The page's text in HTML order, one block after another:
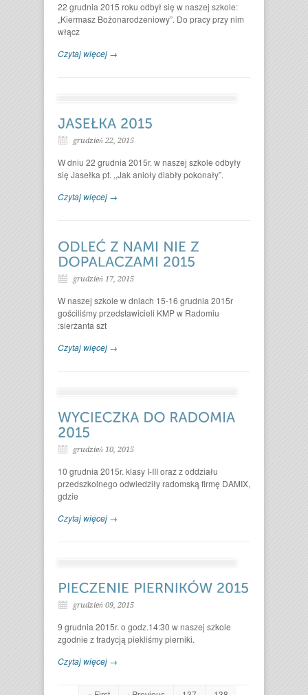
22 grudnia 2015 roku odbył się w naszej szkole:
„Kiermasz Bożonarodzeniowy”. Do pracy przy nim
włącz
Czytaj więcej →
grudzień 22, 2015
W dniu 22 grudnia 2015r. w naszej szkole odbyły
się Jasełka pt. ,,Jak anioły diabły pokonały”.
Czytaj więcej →
grudzień 17, 2015
W naszej szkole w dniach 15-16 grudnia 2015r
gościliśmy przedstawicieli KMP w Radomiu
:sierżanta szt
Czytaj więcej →
grudzień 10, 2015
10 grudnia 2015r. klasy I-III oraz z oddziału
przedszkolnego odwiedziły radomską firmę DAMIX,
gdzie
Czytaj więcej →
grudzień 09, 2015
9 grudnia 2015r. o godz.14:30 w naszej szkole
zgodnie z tradycją piekliśmy pierniki.
Czytaj więcej →